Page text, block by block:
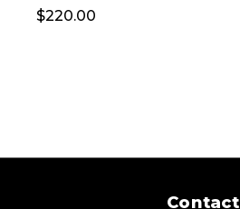
$220.00
Contact